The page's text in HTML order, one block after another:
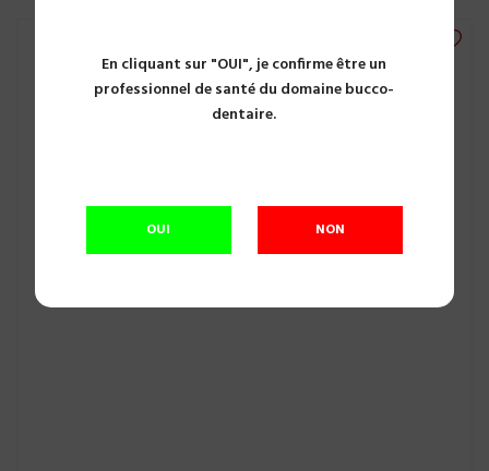
En cliquant sur "OUI", je confirme être un
professionnel de santé du domaine bucco-
dentaire.
OUI NON